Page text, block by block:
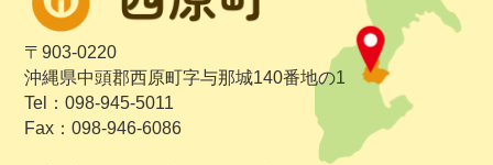
〒903-0220
沖縄県中頭郡西原町字与那城140番地の1
Tel：098-945-5011
Fax：098-946-6086